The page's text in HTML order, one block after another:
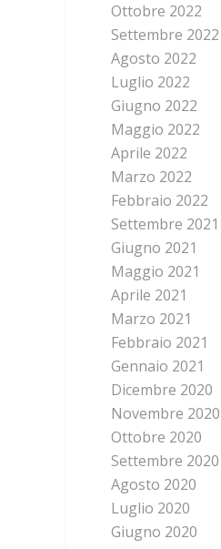
Ottobre 2022
Settembre 2022
Agosto 2022
Luglio 2022
Giugno 2022
Maggio 2022
Aprile 2022
Marzo 2022
Febbraio 2022
Settembre 2021
Giugno 2021
Maggio 2021
Aprile 2021
Marzo 2021
Febbraio 2021
Gennaio 2021
Dicembre 2020
Novembre 2020
Ottobre 2020
Settembre 2020
Agosto 2020
Luglio 2020
Giugno 2020